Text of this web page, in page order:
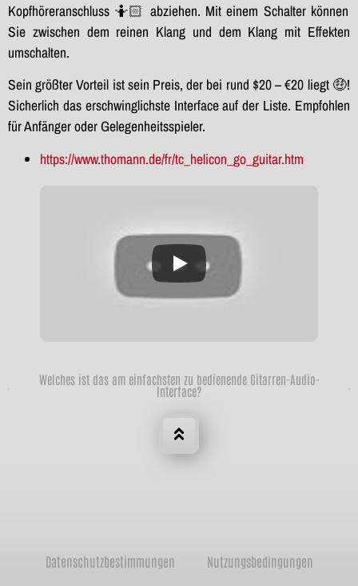
Kopfhöreranschluss 🤷🏻 abziehen. Mit einem Schalter können
Sie zwischen dem reinen Klang und dem Klang mit Effekten
umschalten.
Sein größter Vorteil ist sein Preis, der bei rund $20 – €20 liegt 🤑!
Sicherlich das erschwinglichste Interface auf der Liste. Empfohlen
für Anfänger oder Gelegenheitsspieler.
https://www.thomann.de/fr/tc_helicon_go_guitar.htm
Welches ist das am einfachsten zu bedienende Gitarren-Audio-
Interface?
Datenschutzbestimmungen Nutzungsbedingungen